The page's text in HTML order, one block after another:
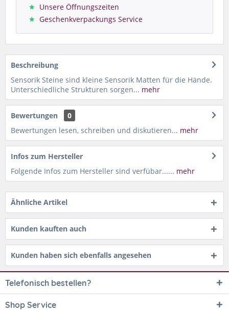
Unsere Öffnungszeiten
Geschenkverpackungs Service
Beschreibung
Sensorik Steine sind kleine Sensorik Matten für die Hände.
Unterschiedliche Strukturen sorgen... mehr
Bewertungen
0
Bewertungen lesen, schreiben und diskutieren... mehr
Infos zum Hersteller
Folgende Infos zum Hersteller sind verfübar...... mehr
Ähnliche Artikel
Kunden kauften auch
Kunden haben sich ebenfalls angesehen
Telefonisch bestellen?
Shop Service